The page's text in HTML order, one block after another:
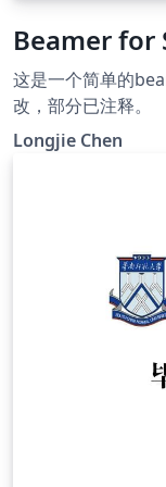
Beamer for
这是一个简单的
改，部分已注释。
Longjie Chen